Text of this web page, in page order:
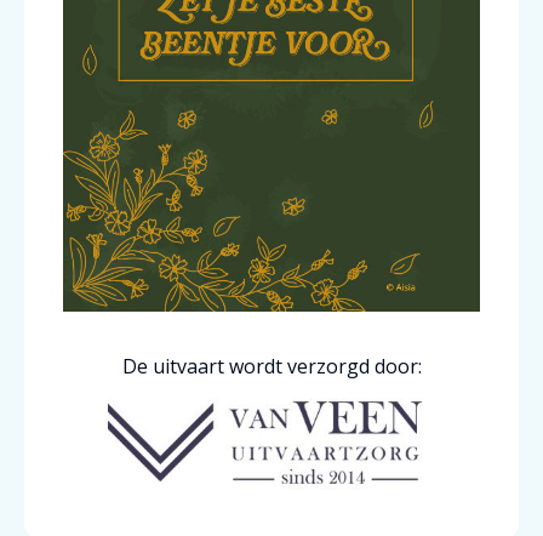
De uitvaart wordt verzorgd door: